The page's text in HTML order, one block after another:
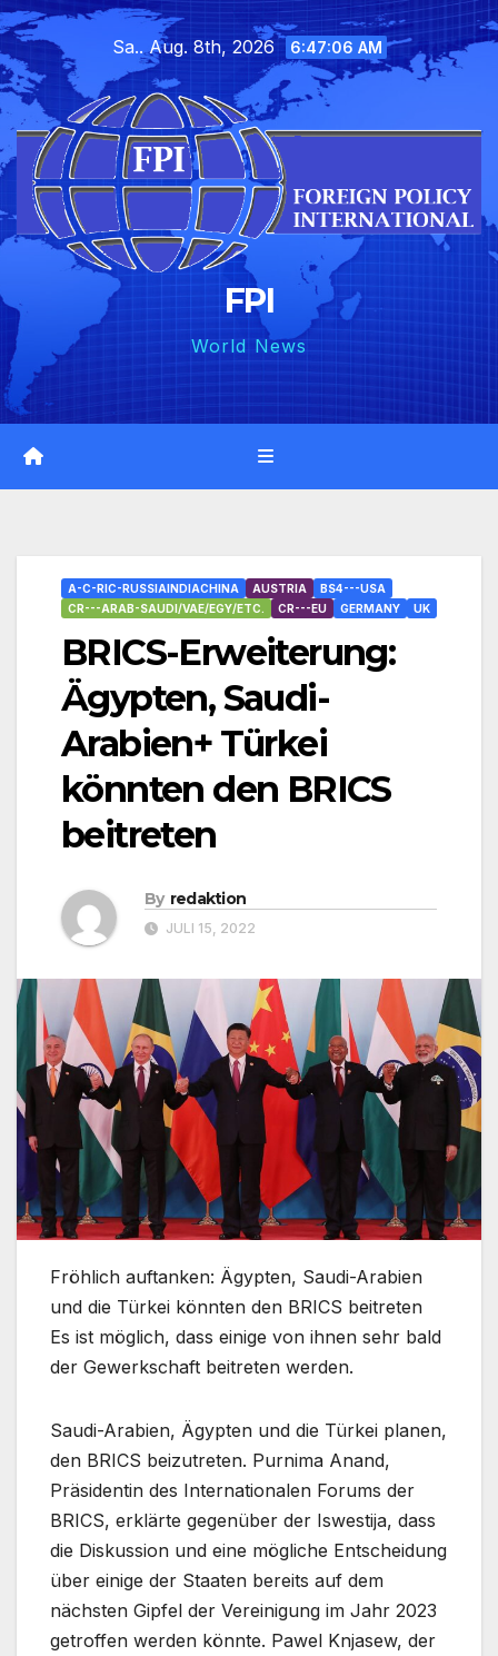
Skip
to
content
Sa.. Aug. 8th, 2026 6:47:08 AM
FPI
World News
A-C-RIC-RUSSIAINDIACHINA AUSTRIA
BS4---USA
CR---ARAB-SAUDI/VAE/EGY/ETC.
CR---EU GERMANY UK
BRICS-Erweiterung:
Ägypten, Saudi-
Arabien+ Türkei
könnten den BRICS
beitreten
By redaktion
JULI 15, 2022
Fröhlich auftanken: Ägypten, Saudi-Arabien
und die Türkei könnten den BRICS beitreten
Es ist möglich, dass einige von ihnen sehr bald
der Gewerkschaft beitreten werden.
Saudi-Arabien, Ägypten und die Türkei planen,
den BRICS beizutreten. Purnima Anand,
Präsidentin des Internationalen Forums der
BRICS, erklärte gegenüber der Iswestija, dass
die Diskussion und eine mögliche Entscheidung
über einige der Staaten bereits auf dem
nächsten Gipfel der Vereinigung im Jahr 2023
getroffen werden könnte. Pawel Knjasew, der